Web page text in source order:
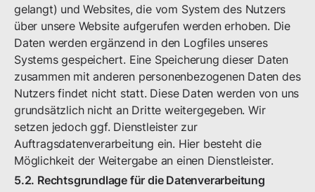
gelangt) und Websites, die vom System des Nutzers
über unsere Website aufgerufen werden erhoben. Die
Daten werden ergänzend in den Logfiles unseres
Systems gespeichert. Eine Speicherung dieser Daten
zusammen mit anderen personenbezogenen Daten des
Nutzers findet nicht statt. Diese Daten werden von uns
grundsätzlich nicht an Dritte weitergegeben. Wir
setzen jedoch ggf. Dienstleister zur
Auftragsdatenverarbeitung ein. Hier besteht die
Möglichkeit der Weitergabe an einen Dienstleister.
5.2. Rechtsgrundlage für die Datenverarbeitung